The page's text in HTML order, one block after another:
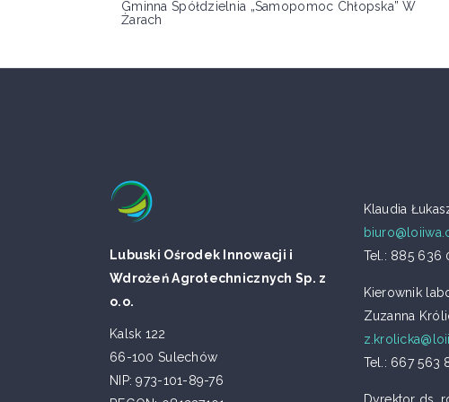
Gminna Spółdzielnia „Samopomoc Chłopska” W
Żarach
Lubuski Ośrodek Innowacji i
Wdrożeń Agrotechnicznych Sp. z
o.o.
Kalsk 122
66-100 Sulechów
NIP: 973-101-89-76
Klaudia
Tel.: 885 636
Kierownik
Zuzanna
Tel.: 667 563
Dyrektor ds.